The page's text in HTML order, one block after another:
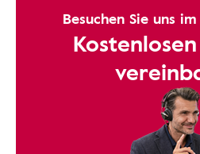
Besuchen Sie uns